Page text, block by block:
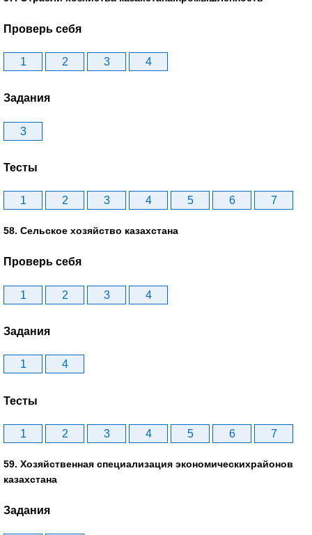
Проверь себя
1 2 3 4
Задания
3
Тесты
1 2 3 4 5 6 7
58. Сельское хозяйство казахстана
Проверь себя
1 2 3 4
Задания
1 4
Тесты
1 2 3 4 5 6 7
59. Хозяйственная специализация экономическихрайонов
казахстана
Задания